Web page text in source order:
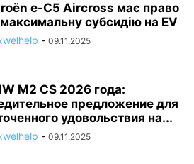
e-C5 Aircross має право
субсидію на EV
- 09.11.2025
M2 CS 2026 года:
предложение для
удовольствия на...
- 09.11.2025